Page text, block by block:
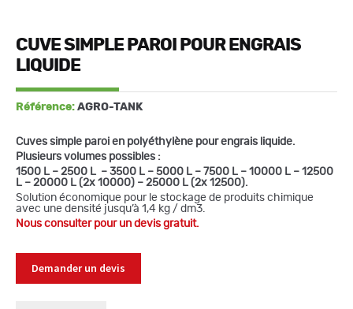
CUVE SIMPLE PAROI POUR ENGRAIS
LIQUIDE
Référence: AGRO-TANK
Cuves simple paroi en polyéthylène pour engrais liquide.
Plusieurs volumes possibles :
1500 L – 2500 L – 3500 L – 5000 L – 7500 L – 10000 L – 12500
L – 20000 L (2x 10000) – 25000 L (2x 12500).
Solution économique pour le stockage de produits chimique
avec une densité jusqu’à 1,4 kg / dm3.
Nous consulter pour un devis gratuit.
Demander un devis